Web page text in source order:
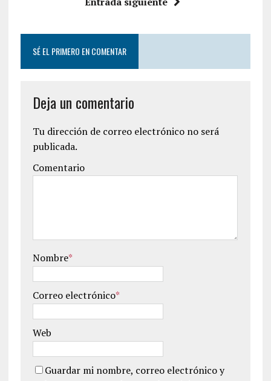
SÉ EL PRIMERO EN COMENTAR
Deja un comentario
Tu dirección de correo electrónico no será
publicada.
Comentario
Nombre*
Correo electrónico*
Web
Guardar mi nombre, correo electrónico y